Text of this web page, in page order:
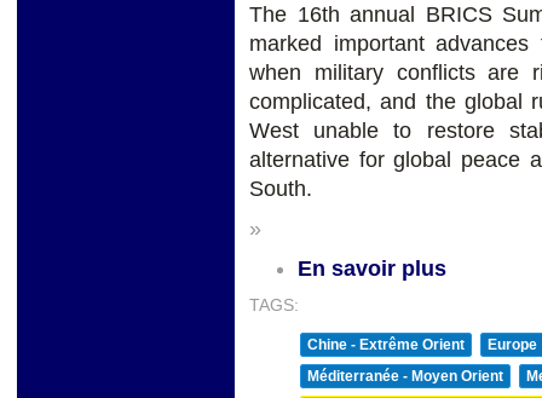
The 16th annual BRICS
marked important
when military conflicts are
complicated, and the global
West unable to restore
alternative for global peace
South.
»
En savoir plus
TAGS:
Chine - Extrême Orient
Europe
Méditerranée - Moyen Orient